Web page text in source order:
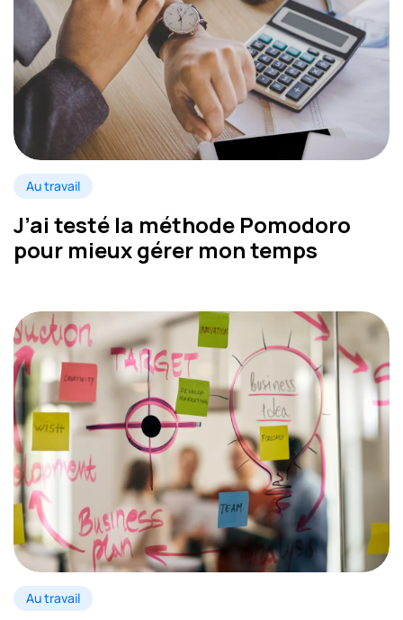
Au travail
J’ai testé la méthode Pomodoro
pour mieux gérer mon temps
Au travail